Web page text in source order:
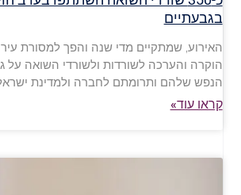
בגבעתיים
האירוע, שמתקיים מדי שנה והפך למסורת
הוקרה והערכה לשורדות ולשורדי השואה על
הנפש שלהם ותרומתם לחברה ולמדינת
קראו עוד»